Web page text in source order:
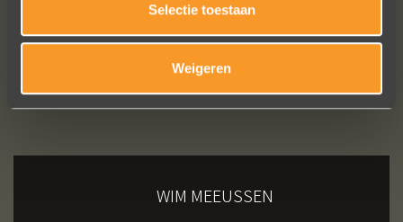
Selectie toestaan
Weigeren
WIM MEEUSSEN